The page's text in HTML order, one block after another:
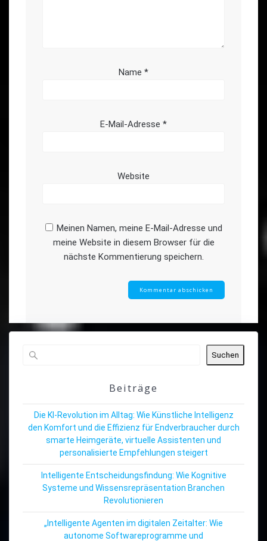
Name *
E-Mail-Adresse *
Website
Meinen Namen, meine E-Mail-Adresse und
meine Website in diesem Browser für die
nächste Kommentierung speichern.
Suchen
Beiträge
Die KI-Revolution im Alltag: Wie Künstliche Intelligenz
den Komfort und die Effizienz für Endverbraucher durch
smarte Heimgeräte, virtuelle Assistenten und
personalisierte Empfehlungen steigert
Intelligente Entscheidungsfindung: Wie Kognitive
Systeme und Wissensrepräsentation Branchen
Revolutionieren
„Intelligente Agenten im digitalen Zeitalter: Wie
autonome Softwareprogramme und